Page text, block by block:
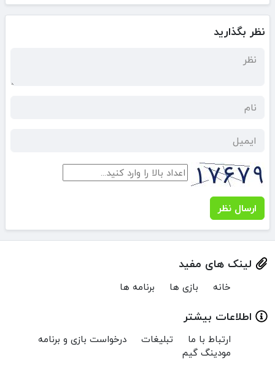
نظر بگذارید
ارسال نظر
لینک های مفید
خانه بازی ها برنامه ها
اطلاعات بیشتر
ارتباط با ما تبلیغات
درخواست بازی و برنامه
مودینگ گیم